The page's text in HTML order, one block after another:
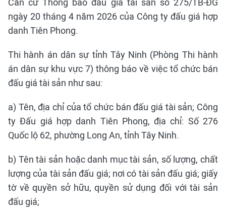
Căn cứ Thông báo đấu giá tài sản số 275/TB-ĐG
ngày 20 tháng 4 năm 2026 của Công ty đấu giá hợp
danh Tiên Phong.
Thi hành án dân sự tỉnh Tây Ninh (Phòng Thi hành
án dân sự khu vực 7) thông báo về việc tổ chức bán
đấu giá tài sản như sau:
a) Tên, địa chỉ của tổ chức bán đấu giá tài sản; Công
ty Đấu giá hợp danh Tiên Phong, địa chỉ: Số 276
Quốc lộ 62, phường Long An, tỉnh Tây Ninh.
b) Tên tài sản hoặc danh mục tài sản, số lượng, chất
lượng của tài sản đấu giá; nơi có tài sản đấu giá; giấy
tờ về quyền sở hữu, quyền sử dụng đối với tài sản
đấu giá;